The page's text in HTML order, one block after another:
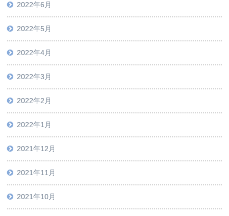
2022年6月
2022年5月
2022年4月
2022年3月
2022年2月
2022年1月
2021年12月
2021年11月
2021年10月